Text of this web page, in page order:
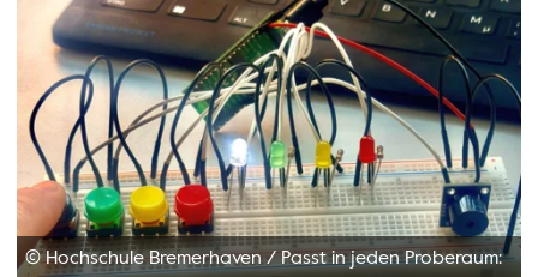
© Hochschule Bremerhaven/Passt in jeden Proberaum: